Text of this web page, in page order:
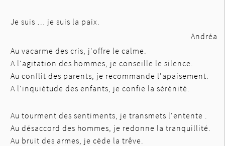
Je suis … je suis la paix.
Andréa
Au vacarme des cris, j'offre le calme.
A l'agitation des hommes, je conseille le silence.
Au conflit des parents, je recommande l'apaisement.
A l'inquiétude des enfants, je confie la sérénité.
Au tourment des sentiments, je transmets l'entente .
Au désaccord des hommes, je redonne la tranquillité.
Au bruit des armes, je cède la trêve.